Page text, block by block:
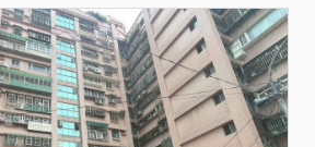
項，應買人、拍定人、債權
人、債務人均不得就代辦費
用等聲明返還，不同意之應
買人請勿參與本件標的之應
買。